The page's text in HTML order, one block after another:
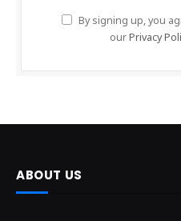
By signing up, you
ourPrivacy
ABOUT US